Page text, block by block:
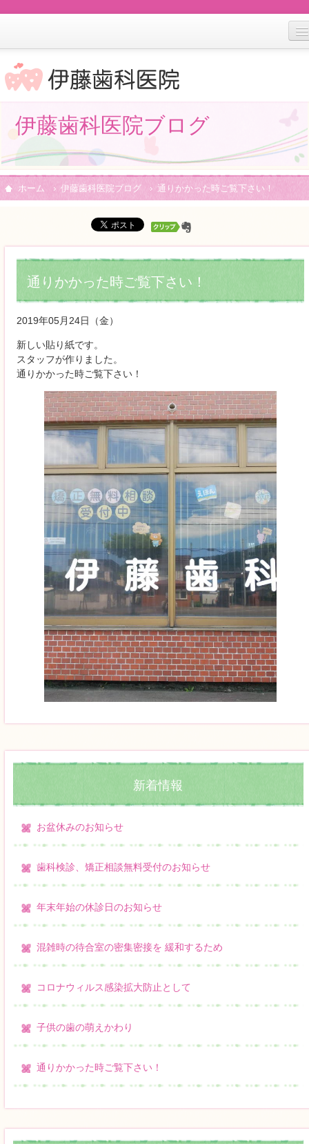
医院案内
料金案内
交通情報
伊藤歯科医院ブログ
ホーム 伊藤歯科医院ブログ 通りかかった時ご覧下さい！
通りかかった時ご覧下さい！
2019年05月24日（金）
新しい貼り紙です。
スタッフが作りました。
通りかかった時ご覧下さい！
新着情報
お盆休みのお知らせ
歯科検診、矯正相談無料受付のお知らせ
年末年始の休診日のお知らせ
混雑時の待合室の密集密接を 緩和するため
コロナウィルス感染拡大防止として
子供の歯の萌えかわり
通りかかった時ご覧下さい！